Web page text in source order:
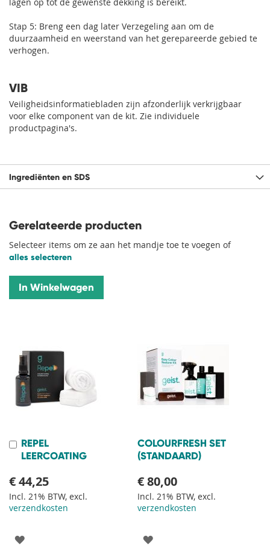
Stap 5: Breng een dag later Verzegeling aan om de
duurzaamheid en weerstand van het gerepareerde gebied te
verhogen.
VIB
Veiligheidsinformatiebladen zijn afzonderlijk verkrijgbaar
voor elke component van de kit. Zie individuele
productpagina's.
Ingrediënten en SDS
Gerelateerde producten
Selecteer items om ze aan het mandje toe te voegen of
alles selecteren
In Winkelwagen
REPEL
LEERCOATING
€ 44,25
Incl. 21% BTW, excl.
verzendkosten
In
Winkelwagen
VOEG
COLOURFRESH SET
(STANDAARD)
€ 80,00
Incl. 21% BTW, excl.
verzendkosten
VOEG